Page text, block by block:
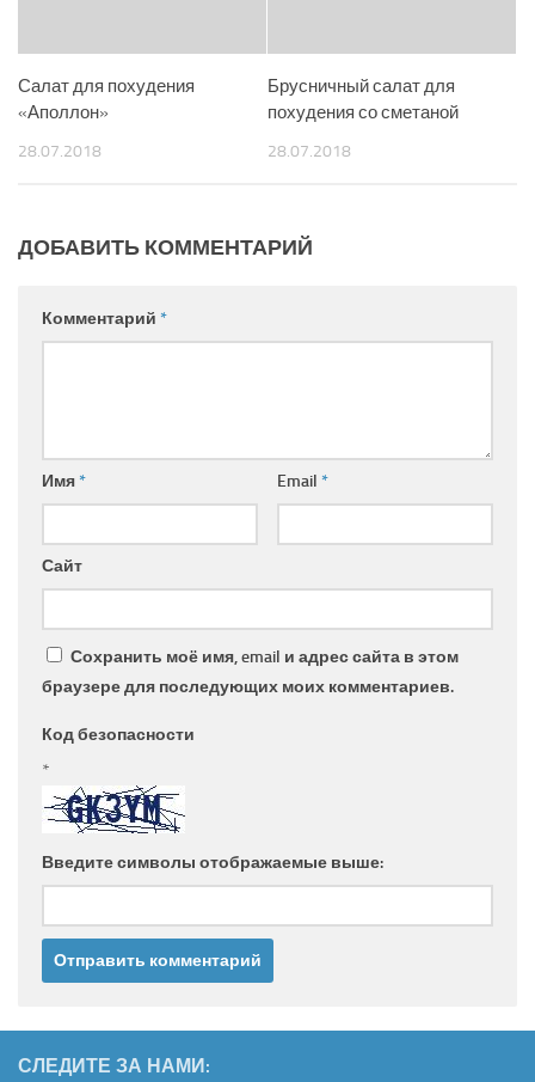
Салат для похудения
«Аполлон»
28.07.2018
Брусничный салат для
похудения со сметаной
28.07.2018
ДОБАВИТЬ КОММЕНТАРИЙ
Комментарий *
Имя* Email *
Сайт
Сохранить моё имя, email и адрес сайта в этом
браузере для последующих моих комментариев.
Код безопасности
*
Введите символы отображаемые выше:
СЛЕДИТЕ ЗА НАМИ: